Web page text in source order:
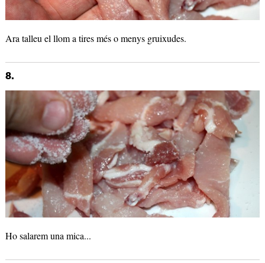
Ara talleu el llom a tires més o menys gruixudes.
8.
Ho salarem una mica...